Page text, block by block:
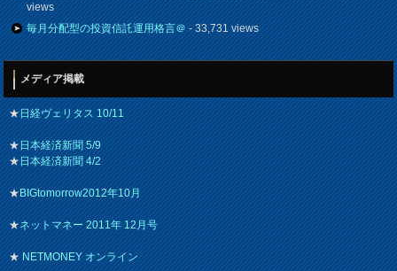
views
毎月分配型の投資信託運用格言＠- 33,731 views
メディア掲載
★日経ヴェリタス 10/11
★日本経済新聞 5/9
★日本経済新聞 4/2
★BIGtomorrow2012年10月
★ネットマネー 2011年 12月号
★NETMONEY オンライン